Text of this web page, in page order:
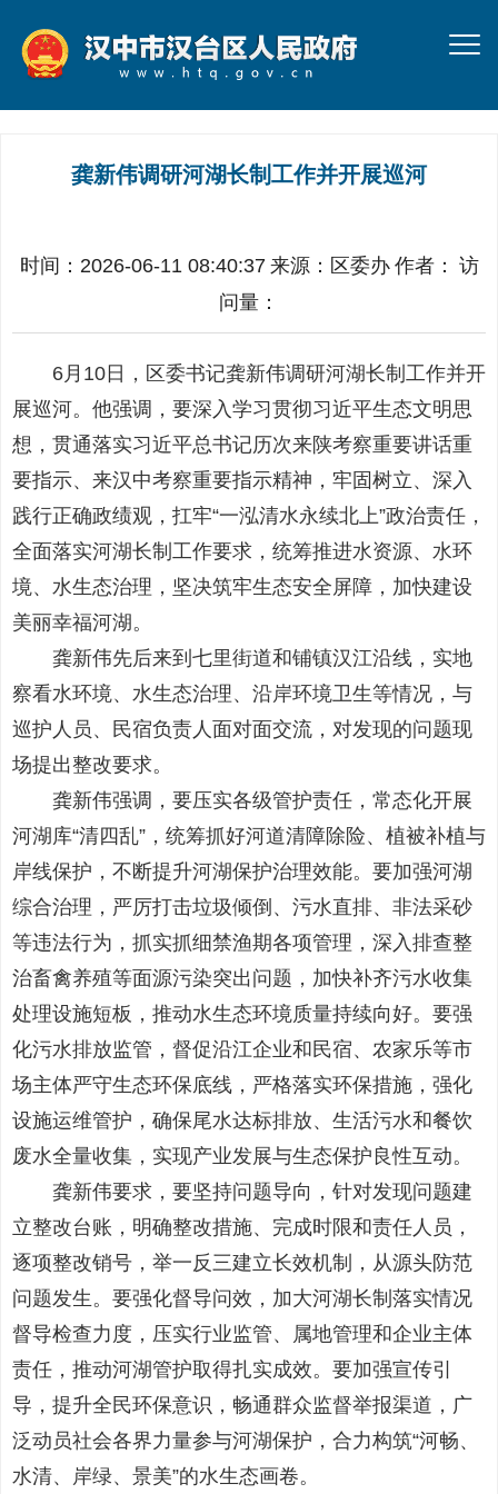
龚新伟调研河湖长制工作并开展巡河
时间：2026-06-11 08:40:37 来源： 区委办 作者： 访
问量：
6月10日，区委书记龚新伟调研河湖长制工作并开
展巡河。他强调，要深入学习贯彻习近平生态文明思
想，贯通落实习近平总书记历次来陕考察重要讲话重
要指示、来汉中考察重要指示精神，牢固树立、深入
践行正确政绩观，扛牢“一泓清水永续北上”政治责任，
全面落实河湖长制工作要求，统筹推进水资源、水环
境、水生态治理，坚决筑牢生态安全屏障，加快建设
美丽幸福河湖。
龚新伟先后来到七里街道和铺镇汉江沿线，实地
察看水环境、水生态治理、沿岸环境卫生等情况，与
巡护人员、民宿负责人面对面交流，对发现的问题现
场提出整改要求。
龚新伟强调，要压实各级管护责任，常态化开展
河湖库“清四乱”，统筹抓好河道清障除险、植被补植与
岸线保护，不断提升河湖保护治理效能。要加强河湖
综合治理，严厉打击垃圾倾倒、污水直排、非法采砂
等违法行为，抓实抓细禁渔期各项管理，深入排查整
治畜禽养殖等面源污染突出问题，加快补齐污水收集
处理设施短板，推动水生态环境质量持续向好。要强
化污水排放监管，督促沿江企业和民宿、农家乐等市
场主体严守生态环保底线，严格落实环保措施，强化
设施运维管护，确保尾水达标排放、生活污水和餐饮
废水全量收集，实现产业发展与生态保护良性互动。
龚新伟要求，要坚持问题导向，针对发现问题建
立整改台账，明确整改措施、完成时限和责任人员，
逐项整改销号，举一反三建立长效机制，从源头防范
问题发生。要强化督导问效，加大河湖长制落实情况
督导检查力度，压实行业监管、属地管理和企业主体
责任，推动河湖管护取得扎实成效。要加强宣传引
导，提升全民环保意识，畅通群众监督举报渠道，广
泛动员社会各界力量参与河湖保护，合力构筑“河畅、
水清、岸绿、景美”的水生态画卷。